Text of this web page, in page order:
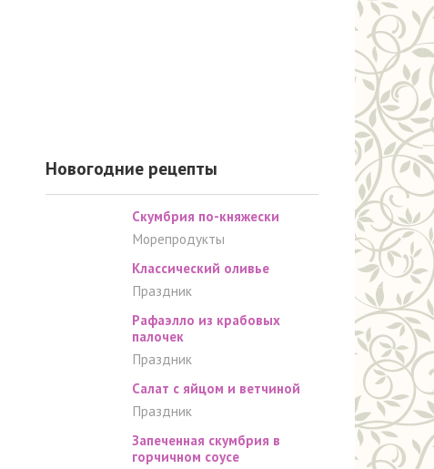
Новогодние рецепты
Скумбрия по-княжески
Морепродукты
Классический оливье
Праздник
Рафаэлло из крабовых
палочек
Праздник
Салат с яйцом и ветчиной
Праздник
Запеченная скумбрия в
горчичном соусе